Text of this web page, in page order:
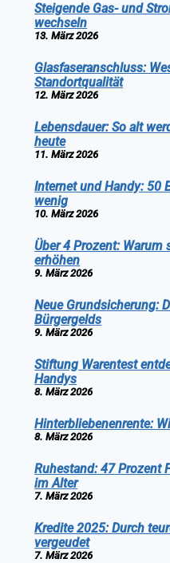
Steigende Gas- und
wechseln
13. März 2026
Glasfaseranschluss:
Standortqualität
12. März 2026
Lebensdauer: So alt
heute
11. März 2026
Internet und Handy: 50
wenig
10. März 2026
Über 4 Prozent: Warum
erhöhen
9. März 2026
Neue Grundsicherung:
Bürgergelds
9. März 2026
Stiftung Warentest
Handys
8. März 2026
Hinterbliebenenrente:
8. März 2026
Ruhestand: 47 Prozent
im Alter
7. März 2026
Kredite 2025: Durch
vergeudet
7. März 2026